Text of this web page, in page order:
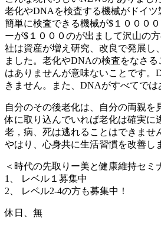
老化やDNAを検査する機械がドイツ
簡単に検査できる機械が$１０００
ーが$１０００のが出まして沢山の
社は資産が増え研究、改良で発展し
ました。老化やDNAの検査をなさ
はありませんが意味ないことです。
きません。また、DNAがすべてでは
自分のその後老化は、自分の両親を
体に取り込んでいれば老化は確実に
老，病、死は逃れることはできませ
やはり、心身共に生活習慣を改善し
＜時代の先取りー美と健康維持セミ
1、 レベル１募集中
2、 レベル2-4の方も募集中！
休日、無